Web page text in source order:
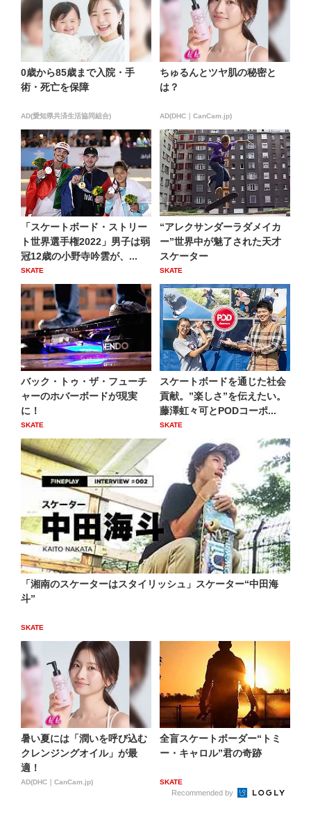
0歳から85歳まで入院・手
術・死亡を保障
AD(愛知県共済生活協同組合)
ちゅるんとツヤ肌の秘密と
は？
AD(DHC｜CanCam.jp)
「スケートボード・ストリー
ト世界選手権2022」男子は弱
冠12歳の小野寺吟雲が、...
SKATE
“アレクサンダーラダメイカ
ー”世界中が魅了された天才
スケーター
SKATE
バック・トゥ・ザ・フューチ
ャーのホバーボードが現実
に！
SKATE
スケートボードを通じた社会
貢献。”楽しさ”を伝えたい。
藤澤虹々可とPODコーポ...
SKATE
「湘南のスケーターはスタイリッシュ」スケーター“中田海
斗”
SKATE
暑い夏には「潤いを呼び込む
クレンジングオイル」が最
適！
AD(DHC｜CanCam.jp)
全盲スケートボーダー“トミ
ー・キャロル”君の奇跡
SKATE
Recommended by